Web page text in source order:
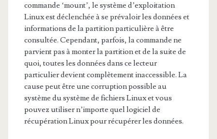
commande ‘mount’, le système d’exploitation
Linux est déclenchée à se prévaloir les données et
informations de la partition particulière à être
consultée. Cependant, parfois, la commande ne
parvient pas à monter la partition et de la suite de
quoi, toutes les données dans ce lecteur
particulier devient complètement inaccessible. La
cause peut être une corruption possible au
système du système de fichiers Linux et vous
pouvez utiliser n’importe quel logiciel de
récupération Linux pour récupérer les données.